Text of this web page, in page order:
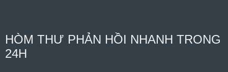
HÒM THƯ PHẢN HỒI NHANH TRONG
24H